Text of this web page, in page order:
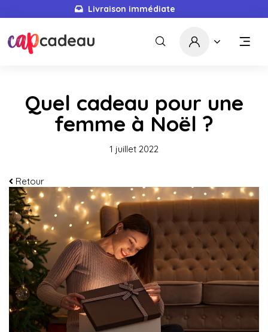
Livraison immédiate
Quel cadeau pour une
femme à Noël ?
1 juillet 2022
Retour